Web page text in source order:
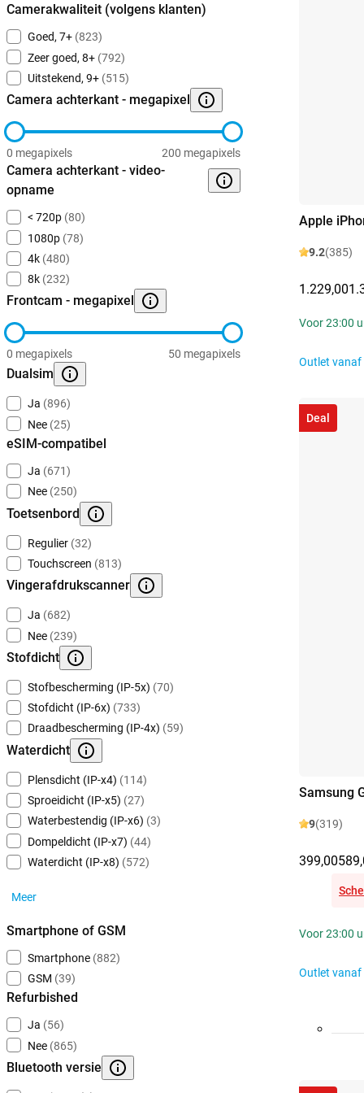
Camerakwaliteit (volgens klanten)
Goed, 7+ (823)
Zeer goed, 8+ (792)
Uitstekend, 9+ (515)
Camera achterkant - megapixel
0 megapixels 200 megapixels
Camera achterkant - video-
opname
< 720p (80)
1080p (78)
4k (480)
8k (232)
Frontcam - megapixel
0 megapixels 50 megapixels
Dualsim
Ja (896)
Nee (25)
eSIM-compatibel
Ja (671)
Nee (250)
Toetsenbord
Regulier (32)
Touchscreen (813)
Vingerafdrukscanner
Ja (682)
Nee (239)
Stofdicht
Stofbescherming (IP-5x) (70)
Stofdicht (IP-6x) (733)
Draadbescherming (IP-4x) (59)
Waterdicht
Plensdicht (IP-x4) (114)
Sproeidicht (IP-x5) (27)
Waterbestendig (IP-x6) (3)
Dompeldicht (IP-x7) (44)
Waterdicht (IP-x8) (572)
Meer
Smartphone of GSM
Smartphone (882)
GSM (39)
Refurbished
Ja (56)
Nee (865)
Bluetooth versie
Apple
9.2(385)
1.229,00
Voor 23:00
Outlet vanaf
Deal
Samsung
9(319)
399,00
Voor 23:00
Outlet vanaf